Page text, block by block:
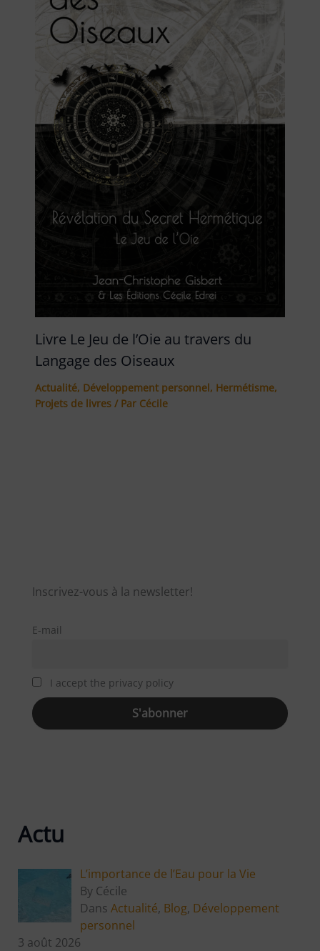
Livre Le Jeu de l’Oie au travers du
Langage des Oiseaux
Actualité, Développement personnel, Hermétisme,
Projets de livres/ Par Cécile
Inscrivez-vous à la newsletter!
E-mail
I accept the privacy policy
Actu
L’importance de l’Eau pour la Vie
By Cécile
Dans Actualité, Blog, Développement
personnel
3 août 2026